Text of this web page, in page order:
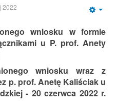
2022
wniosku w formie
u P. prof. Anety
wniosku wraz z
p. prof. Anetę Kaliściak u
- 20 czerwca 2022 r.